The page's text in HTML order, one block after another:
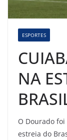
ESPORTES
NA
O Dourado
estreia do